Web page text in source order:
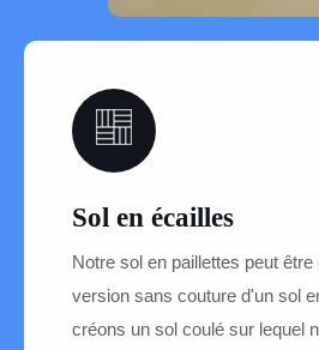
Sol en écailles
Notre sol en paillettes peut
version sans couture d'un sol
créons un sol coulé sur lequel